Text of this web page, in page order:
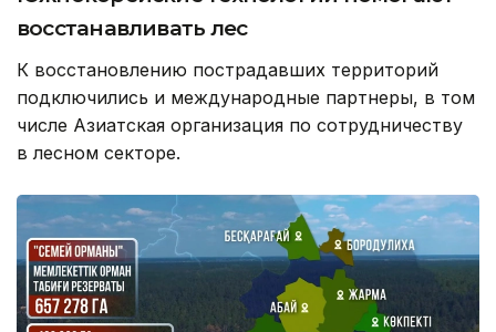
восстанавливать лес
К восстановлению пострадавших территорий
подключились и международные партнеры, в том
числе Азиатская организация по сотрудничеству
в лесном секторе.